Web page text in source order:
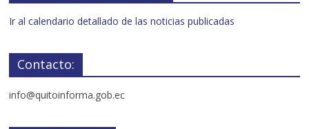
Ir al calendario detallado de las noticias publicadas
Contacto:
info@quitoinforma.gob.ec